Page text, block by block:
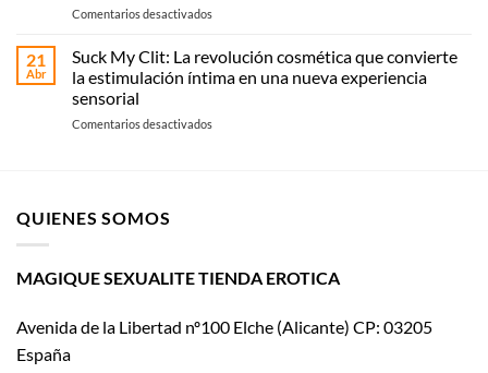
en
Sexualité
práctica
tipo
Comentarios desactivadosen
historia
Womanizer
al
21
Abr
Suck My Clit: La revolución cosmética que convierte
la estimulación íntima en una nueva experiencia
sensorial
Comentarios desactivadosen
convierte
íntima
QUIENES SOMOS
MAGIQUE SEXUALITE TIENDA EROTICA
Avenida de la Libertad nº100 Elche (Alicante) CP: 03205
España